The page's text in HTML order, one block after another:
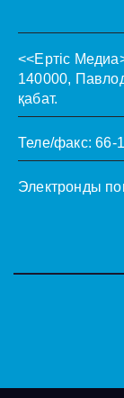
<<Ертіс
140000,
қабат.
Теле/факс: 66-
Электронды